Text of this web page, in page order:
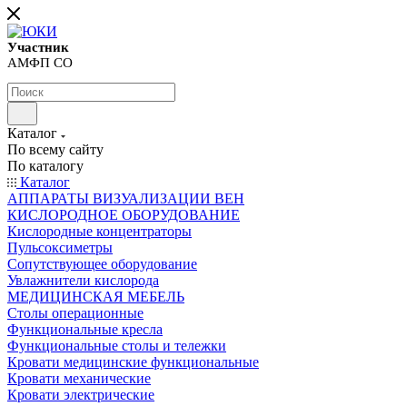
Участник
АМФП СО
Каталог
По всему сайту
По каталогу
Каталог
АППАРАТЫ ВИЗУАЛИЗАЦИИ ВЕН
КИСЛОРОДНОЕ ОБОРУДОВАНИЕ
Кислородные концентраторы
Пульсоксиметры
Сопутствующее оборудование
Увлажнители кислорода
МЕДИЦИНСКАЯ МЕБЕЛЬ
Столы операционные
Функциональные кресла
Функциональные столы и тележки
Кровати медицинские функциональные
Кровати механические
Кровати электрические